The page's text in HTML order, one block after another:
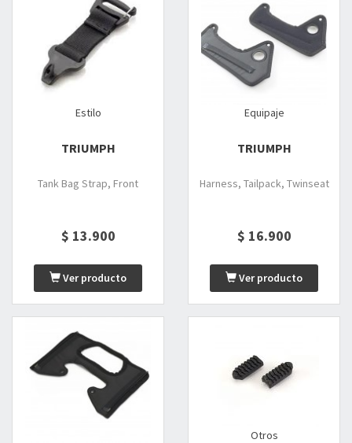
Estilo
TRIUMPH
Tank Bag Strap, Front
$ 13.900
Ver producto
Equipaje
TRIUMPH
Harness, Tailpack, Twinseat
$ 16.900
Ver producto
Otros